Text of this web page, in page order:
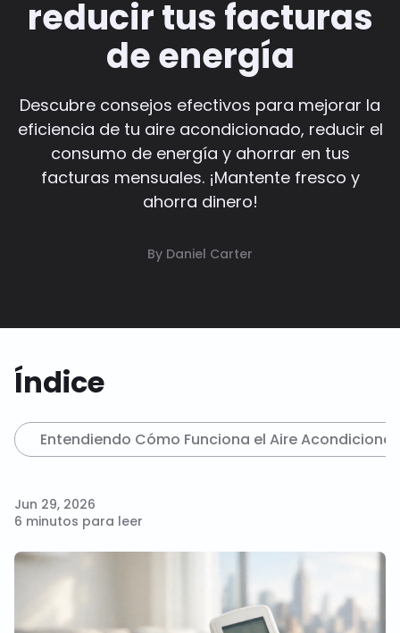
reducir tus facturas
de energía
Descubre consejos efectivos para mejorar la
eficiencia de tu aire acondicionado, reducir el
consumo de energía y ahorrar en tus
facturas mensuales. ¡Mantente fresco y
ahorra dinero!
By Daniel Carter
Índice
Entendiendo Cómo Funciona el Aire
Jun 29, 2026
6 minutos para leer